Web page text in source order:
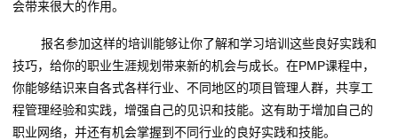
会带来很大的作用。
报名参加这样的培训能够让你了解和学习培训这些良好实践和
技巧，给你的职业生涯规划带来新的机会与成长。在PMP课程中，
你能够结识来自各式各样行业、不同地区的项目管理人群，共享工
程管理经验和实践，增强自己的见识和技能。这有助于增加自己的
职业网络，并还有机会掌握到不同行业的良好实践和技能。